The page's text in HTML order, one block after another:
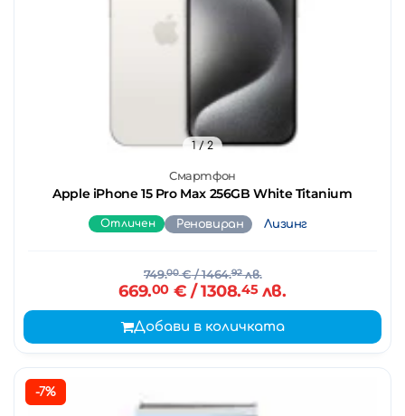
Смартфон
Apple iPhone 15 Pro Max 256GB White Titanium
1/ 2
Отличен Реновиран Лизинг
749.00€/ 1464.92лв.
669.00€ / 1308.45лв.
Добави в количката
-7%